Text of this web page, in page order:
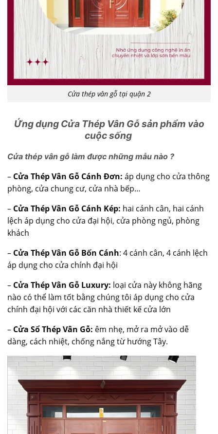
Cửa thép vân gỗ tại quận 2
Ứng dụng Cửa Thép Vân Gỗ sản phẩm vào
cuộc sống
Cửa thép vân gỗ làm được những mẫu nào ?
– Cửa Thép Vân Gỗ Cánh Đơn: áp dụng cho cửa thông
phòng, cửa chung cư, cửa nhà bếp…
– Cửa Thép Vân Gỗ Cánh Kép: hai cánh cân, hai cánh
lệch áp dụng cho cửa đại hội, cửa phòng ngủ, phòng
khách
– Cửa Thép Vân Gỗ Bốn Cánh: 4 cánh cân, 4 cánh lệch
áp dụng cho cửa chính đại hội
– Cửa Thép Vân Gỗ Luxury: loại cửa này không hãng
nào có thể làm tốt bằng chúng tôi áp dụng cho cửa
chính đại hội với các căn nhà thiết kế cửa lớn
– Cửa Sổ Thép Vân Gỗ: êm nhẹ, mở ra mở vào dễ
dàng, cách nhiệt, chống nắng từ hướng Tây.